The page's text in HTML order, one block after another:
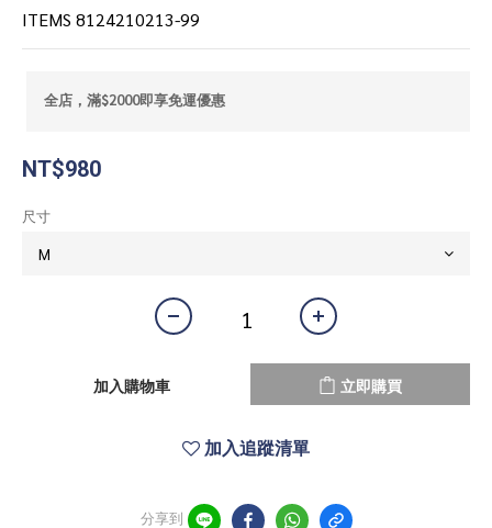
ITEMS 8124210213-99
全店，滿$2000即享免運優惠
NT$980
尺寸
加入購物車 立即購買
加入追蹤清單
分享到